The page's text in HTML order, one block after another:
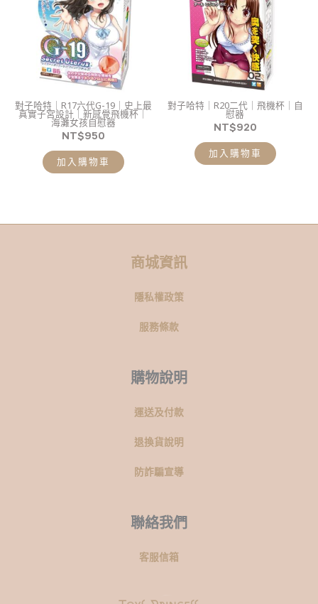
對子哈特｜R17六代G-19｜史上最
真實子宮設計｜新感覺飛機杯｜
海灘女孩自慰器
NT$950
加入購物車
對子哈特｜R20二代｜飛機杯｜自
慰器
NT$920
加入購物車
商城資訊
隱私權政策
服務條款
購物說明
運送及付款
退換貨說明
防詐騙宣導
聯絡我們
客服信箱